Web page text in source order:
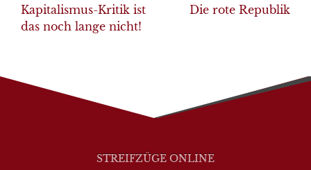
navigation
Kapitalismus-Kritik ist
das noch lange nicht!
Die rote Republik
STREIFZÜGE ONLINE